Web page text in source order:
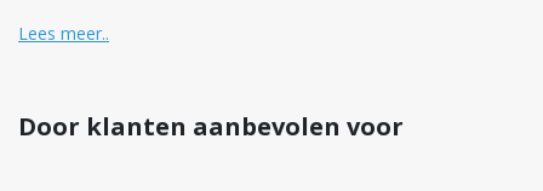
Lees meer..
Door klanten aanbevolen voor